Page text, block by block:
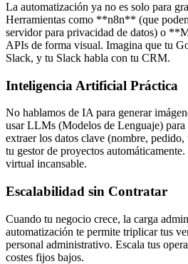
La automatización ya no es solo para
Herramientas como **n8n** (que
servidor para privacidad de datos) o
APIs de forma visual. Imagina que tu
Slack, y tu Slack habla con tu CRM.
Inteligencia Artificial Práctica
No hablamos de IA para generar
usar LLMs (Modelos de Lenguaje) para
extraer los datos clave (nombre,
tu gestor de proyectos
virtual incansable.
Escalabilidad sin Contratar
Cuando tu negocio crece, la carga
automatización te permite triplicar tus
personal administrativo. Escala tus
costes fijos bajos.